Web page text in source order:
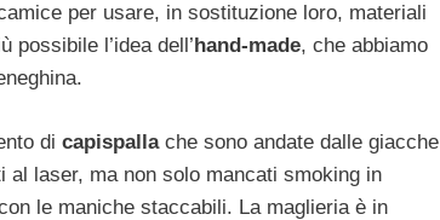
per usare, in sostituzione loro, materiali
possibile l’idea dell’ hand-made, che abbiamo
di capispalla che sono andate dalle giacche
laser, ma non solo mancati smoking in
le maniche staccabili. La maglieria è in